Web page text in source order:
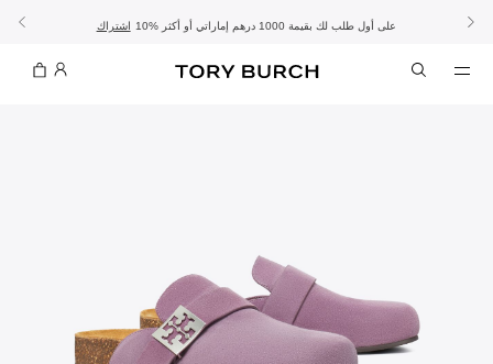
الموسم الجديد: إطلالات العملتسوّقي التشكيلة تشكيلة عيد الأضحىتسوقي اشتراك 10% على أول طلب لك بقيمة 1000 درهم إماراتي أو أكثر تفاصيل - الشحن المجاني تفاصيل - تسوق الآن واستلم في المتجر